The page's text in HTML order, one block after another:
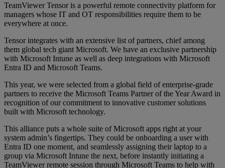
TeamViewer Tensor is a powerful remote connectivity platform for
managers whose IT and OT responsibilities require them to be
everywhere at once.
Tensor integrates with an extensive list of partners, chief among
them global tech giant Microsoft. We have an exclusive partnership
with Microsoft Intune as well as deep integrations with Microsoft
Entra ID and Microsoft Teams.
This year, we were selected from a global field of enterprise-grade
partners to receive the Microsoft Teams Partner of the Year Award in
recognition of our commitment to innovative customer solutions
built with Microsoft technology.
This alliance puts a whole suite of Microsoft apps right at your
system admin’s fingertips. They could be onboarding a user with
Entra ID one moment, and seamlessly assigning their laptop to a
group via Microsoft Intune the next, before instantly initiating a
TeamViewer remote session through Microsoft Teams to help with